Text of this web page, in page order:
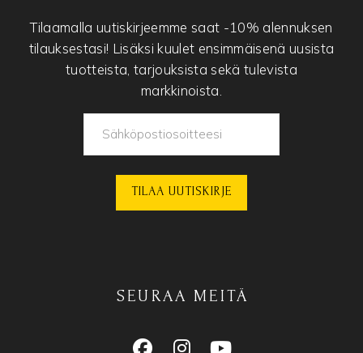
Tilaamalla uutiskirjeemme saat -10% alennuksen
tilauksestasi! Lisäksi kuulet ensimmäisenä uusista
tuotteista, tarjouksista sekä tulevista
markkinoista.
SEURAA MEITÄ